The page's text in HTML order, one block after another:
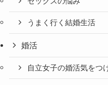
うまく行く結婚生活
婚活
自立女子の婚活気をつ